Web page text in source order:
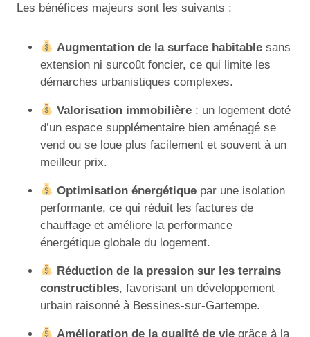
Les bénéfices majeurs sont les suivants :
Augmentation de la surface habitable sans
extension ni surcoût foncier, ce qui limite les
démarches urbanistiques complexes.
Valorisation immobilière : un logement doté
d’un espace supplémentaire bien aménagé se
vend ou se loue plus facilement et souvent à un
meilleur prix.
Optimisation énergétique par une isolation
performante, ce qui réduit les factures de
chauffage et améliore la performance
énergétique globale du logement.
Réduction de la pression sur les terrains
constructibles, favorisant un développement
urbain raisonné à Bessines-sur-Gartempe.
Amélioration de la qualité de vie grâce à la